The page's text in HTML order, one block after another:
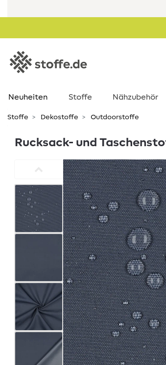
Neuheiten Stoffe Nähzubehör
Stoffe Dekostoffe Outdoorstoffe
Rucksack- und